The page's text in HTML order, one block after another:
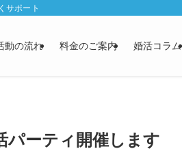
サポート
動の流れ 料金のご案内 婚活コラム
ーティ開催します